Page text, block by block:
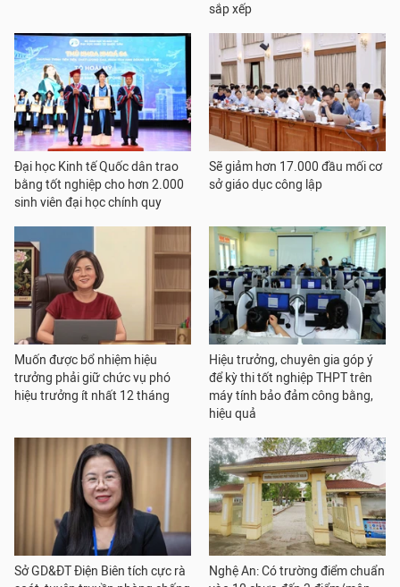
sắp xếp
Đại học Kinh tế Quốc dân trao
bằng tốt nghiệp cho hơn 2.000
sinh viên đại học chính quy
Sẽ giảm hơn 17.000 đầu mối cơ
sở giáo dục công lập
Muốn được bổ nhiệm hiệu
trưởng phải giữ chức vụ phó
hiệu trưởng ít nhất 12 tháng
Hiệu trưởng, chuyên gia góp ý
để kỳ thi tốt nghiệp THPT trên
máy tính bảo đảm công bằng,
hiệu quả
Sở GD&ĐT Điện Biên tích cực rà
Nghệ An: Có trường điểm chuẩn